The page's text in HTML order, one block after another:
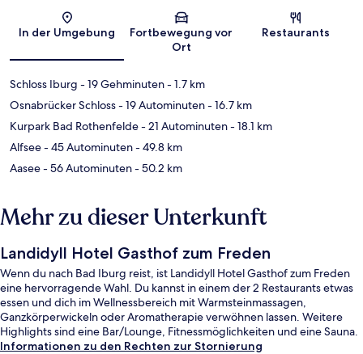
Karte
In der Umgebung
Fortbewegung vor
Ort
Restaurants
Schloss Iburg - 19 Gehminuten- 1.7 km
Osnabrücker Schloss- 19 Autominuten- 16.7 km
Kurpark Bad Rothenfelde- 21 Autominuten- 18.1 km
Alfsee- 45 Autominuten- 49.8 km
Aasee- 56 Autominuten- 50.2 km
Mehr zu dieser Unterkunft
Landidyll Hotel Gasthof zum Freden
Wenn du nach Bad Iburg reist, ist Landidyll Hotel Gasthof zum Freden
eine hervorragende Wahl. Du kannst in einem der 2 Restaurants etwas
essen und dich im Wellnessbereich mit Warmsteinmassagen,
Ganzkörperwickeln oder Aromatherapie verwöhnen lassen. Weitere
Highlights sind eine Bar/Lounge, Fitnessmöglichkeiten und eine Sauna.
Informationen zu den Rechten zur Stornierung